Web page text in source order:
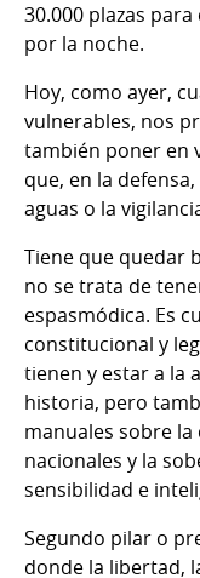
30.000 plazas
por la noche.
Hoy, como ayer,
vulnerables, nos
también poner en
que, en la
aguas o la
Tiene que quedar
no se trata de
espasmódica. Es
constitucional y
tienen y estar a la
historia, pero
manuales sobre
nacionales y la
sensibilidad e
Segundo pilar o
donde la libertad,